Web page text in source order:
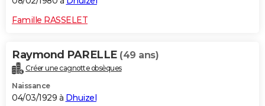
Famille RASSELET
Raymond PARELLE (49 ans)
Créer une cagnotte obsèques
Naissance
04/03/1929 à Dhuizel